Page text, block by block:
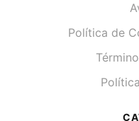
Política de